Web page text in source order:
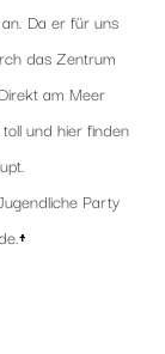
Da er für uns
das Zentrum
am Meer
und hier finden
Party
↑